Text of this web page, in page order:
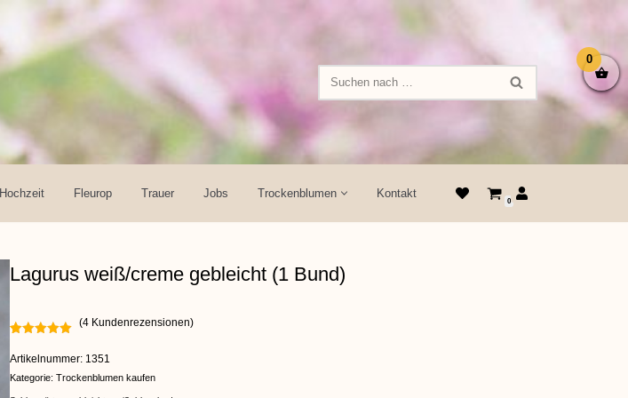
Hochzeit Fleurop Trauer Jobs Trockenblumen Kontakt
0
Lagurus weiß/creme gebleicht (1 Bund)
mit5.00
basierend
(4Kundenrezensionen)
Artikelnummer: 1351
Kategorie: Trockenblumen kaufen
0